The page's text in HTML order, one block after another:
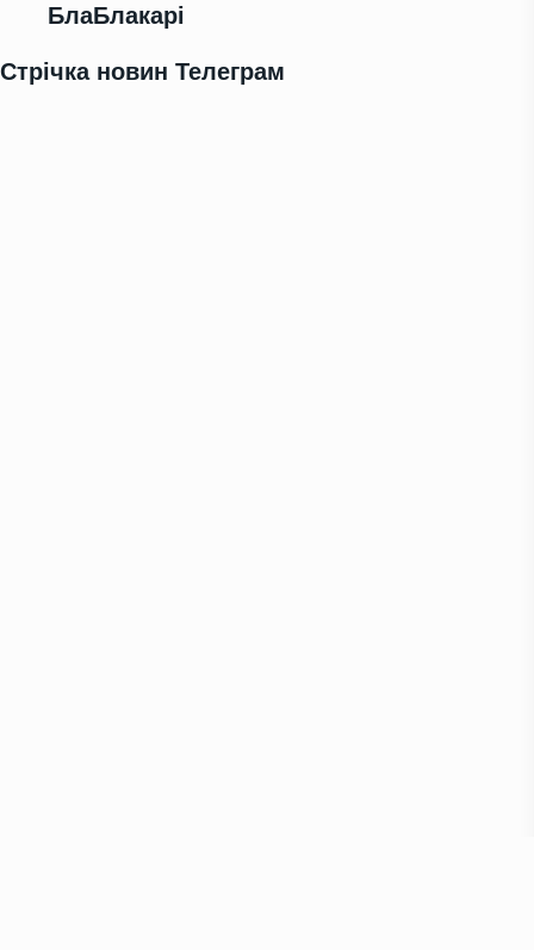
БлаБлакарі
Стрічка новин Телеграм